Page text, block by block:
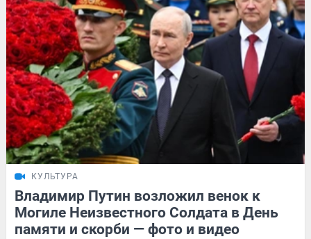
КУЛЬТУРА
Владимир Путин возложил венок к
Могиле Неизвестного Солдата в День
памяти и скорби — фото и видео